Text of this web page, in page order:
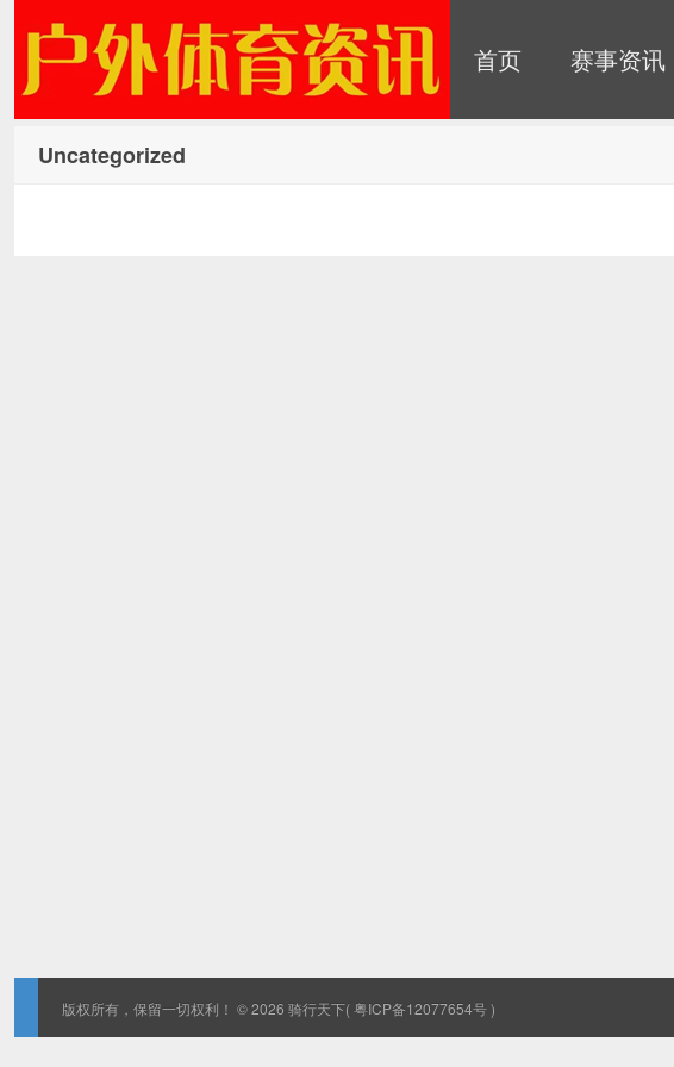
首页 赛事资讯
最新消息：
Uncategorized
版权所有，保留一切权利！ © 2026 骑行天下( 粤ICP备12077654号 )